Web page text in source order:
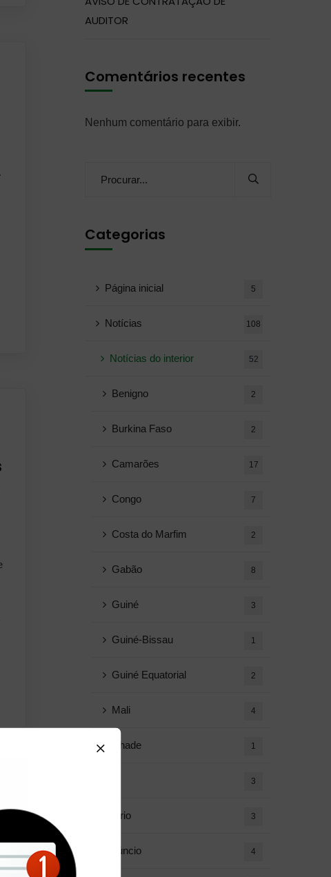
AUDITOR
Comentários recentes
Nenhum comentário para exibir.
Categorias
Página inicial 5
Notícias 108
Notícias do interior 52
Benigno 2
Burkina Faso 2
Camarões 17
Congo 7
Costa do Marfim 2
Gabão 8
Guiné 3
Guiné-Bissau 1
Guiné Equatorial 2
Mali 4
Chade 1
3
Diário 3
Anúncio 4